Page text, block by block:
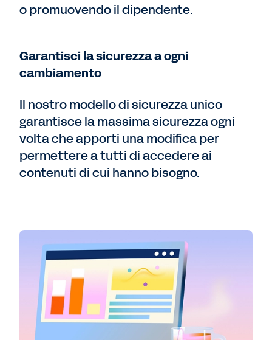
o promuovendo il dipendente.
Garantisci la sicurezza a ogni
cambiamento
Il nostro modello di sicurezza unico
garantisce la massima sicurezza ogni
volta che apporti una modifica per
permettere a tutti di accedere ai
contenuti di cui hanno bisogno.